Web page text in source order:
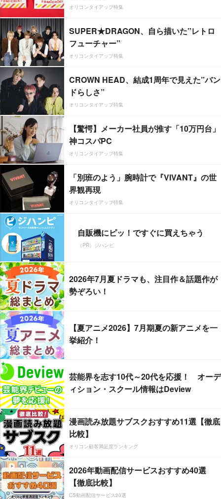
オリコンタイアップ特集
SUPER★DRAGON、自ら描いた”レトロ
フューチャー”
オリコンタイアップ特集
CROWN HEAD、結成1周年で見えた”バン
ドらしさ”
オリコンタイアップ特集
【驚愕】メーカー社員が推す「10万円台」
神コスパPC
オリコンタイアップ特集
「別班のよう」腕時計で『VIVANT』の世
界観再現
オリコンタイアップ特集
自販機にピッ！ですぐに買えちゃう
（PR）ジハンピ
2026年7月夏ドラマも、注目作＆話題作が
勢ぞろい！
【夏アニメ2026】7月期夏の新アニメを一
挙紹介！
芸能界を志す10代～20代を応援！ オーデ
ィション・スクール情報はDeview
漫画読み放題サブスクおすすめ11選【徹底
比較】
オリコン顧客満足度ランキング
2026年動画配信サービスおすすめ40選
【徹底比較】
CS動画配信サービス20選